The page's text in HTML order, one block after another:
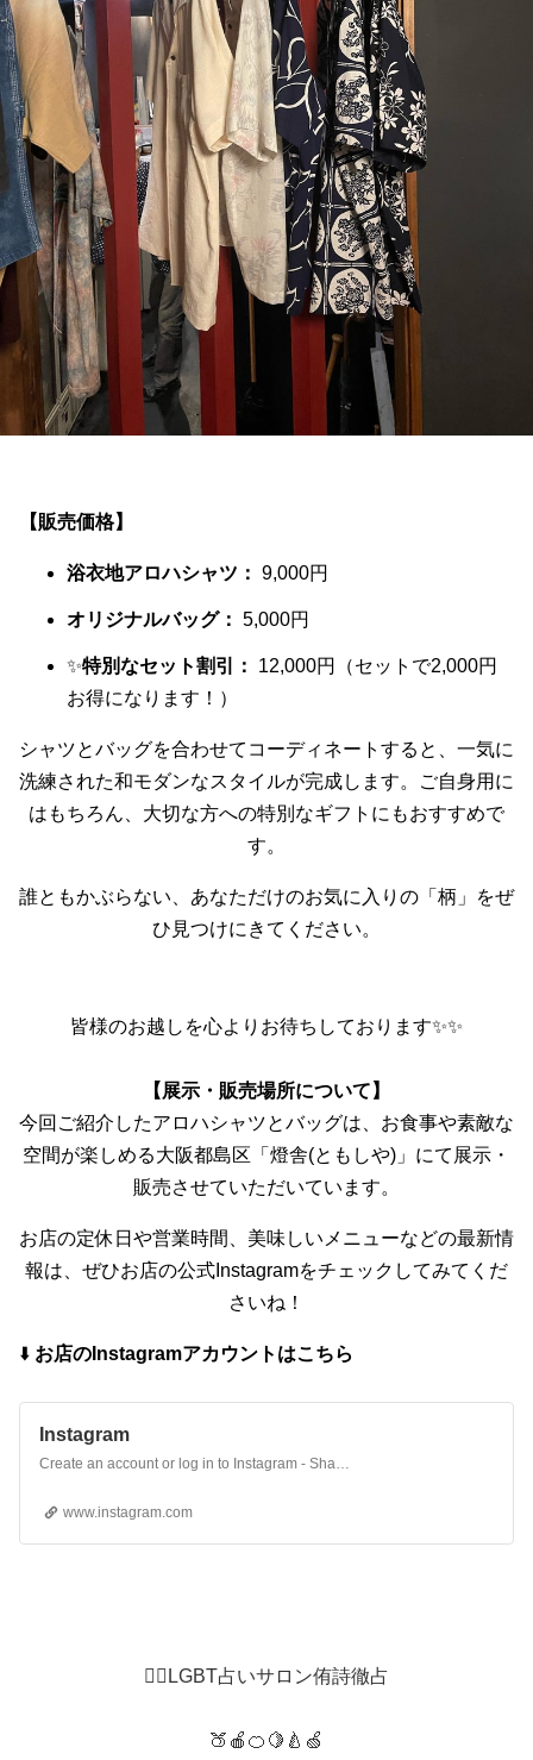
【販売価格】
浴衣地アロハシャツ： 9,000円
オリジナルバッグ： 5,000円
✨特別なセット割引：
12,000円（セットで2,000円
お得になります！）
シャツとバッグを合わせてコーディネートすると、一気に
洗練された和モダンなスタイルが完成します。ご自身用に
はもちろん、大切な方への特別なギフトにもおすすめで
す。
誰ともかぶらない、あなただけのお気に入りの「柄」をぜ
ひ見つけにきてください。
皆様のお越しを心よりお待ちしております✨✨
【展示・販売場所について】
今回ご紹介したアロハシャツとバッグは、お食事や素敵な
空間が楽しめる大阪都島区「燈舎(ともしや)」にて展示・
販売させていただいています。
お店の定休日や営業時間、美味しいメニューなどの最新情
報は、ぜひお店の公式Instagramをチェックしてみてくだ
さいね！
⬇️ お店のInstagramアカウントはこちら
Instagram
www.instagram.com
🏳️‍🌈LGBT占いサロン侑詩徹占
🍑🍎🍊🍋🍐🍏